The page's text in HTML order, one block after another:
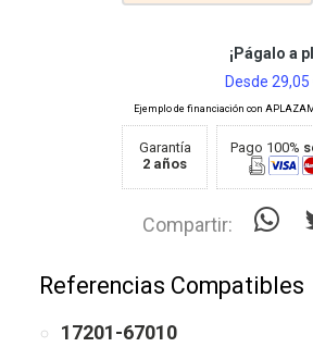
Garantía
2 años
Pago 100%
Compartir:
Referencias Compatibles
17201-67010